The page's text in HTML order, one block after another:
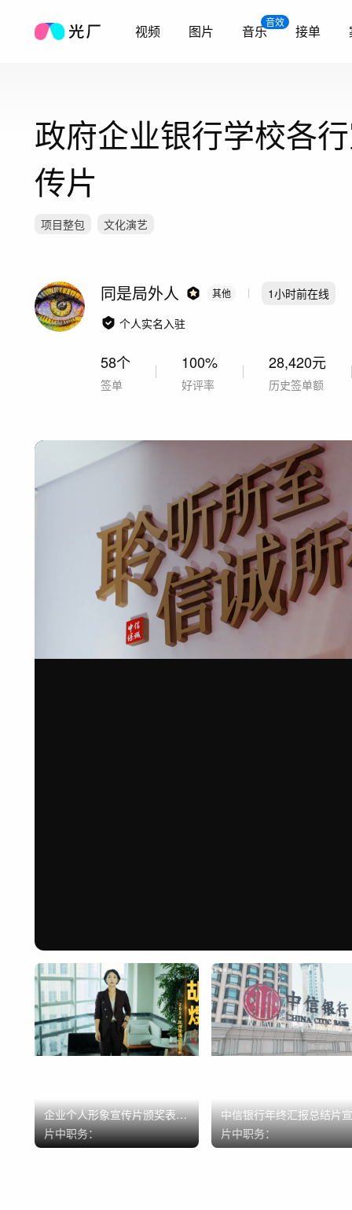
视频 图片
音效
音乐 接单
政府企业银行学校各
传片
项目整包 文化演艺
同是局外人 其他 1小时前在线
个人实名入驻
58个
签单
100%
好评率
28,420元
历史签单额
企业个人形象宣传片颁奖表彰
晚会个人短片
片中职务：
中信银行年终汇报总结片
片
片中职务：